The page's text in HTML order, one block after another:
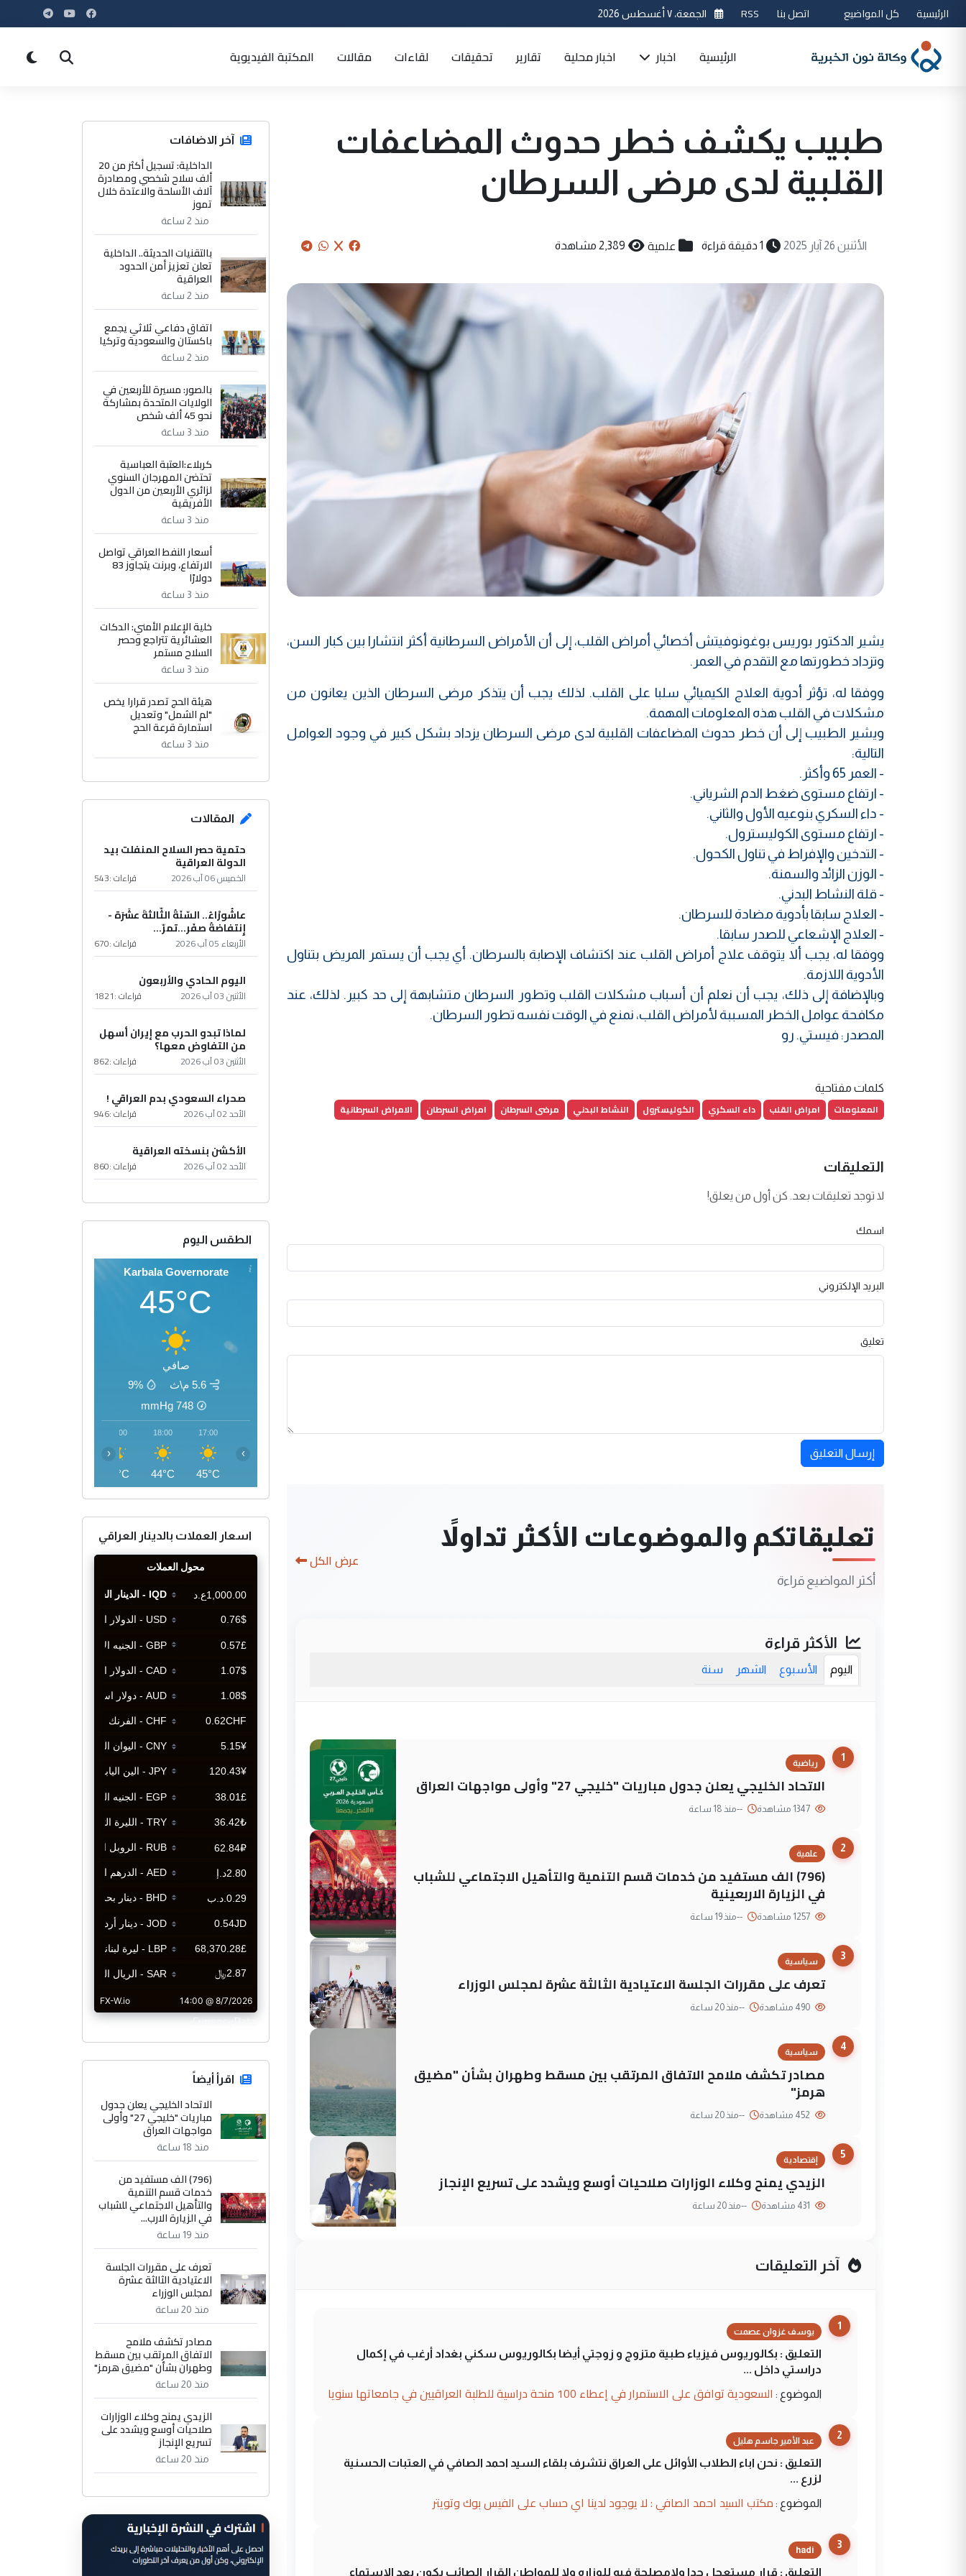
الرئيسية كل المواضيع اتصل بنا RSS الجمعة، ٧ أغسطس 2026
الرئيسية اخبار اخبار محلية تقارير تحقيقات لقاءات مقالات المكتبة الفيديوية
طبيب يكشف خطر حدوث المضاعفات
القلبية لدى مرضى السرطان
الأثنين 26 آيار 2025 1 دقيقة قراءة علمية 2,389 مشاهدة
يشير الدكتور بوريس بوغونوفيتش أخصائي أمراض القلب، إلى أن الأمراض السرطانية أكثر انتشارا بين كبار السن،
وتزداد خطورتها مع التقدم في العمر.
ووفقا له، تؤثر أدوية العلاج الكيميائي سلبا على القلب. لذلك يجب أن يتذكر مرضى السرطان الذين يعانون من
مشكلات في القلب هذه المعلومات المهمة.
ويشير الطبيب إلى أن خطر حدوث المضاعفات القلبية لدى مرضى السرطان يزداد بشكل كبير في وجود العوامل
التالية:
- العمر 65 وأكثر.
- ارتفاع مستوى ضغط الدم الشرياني.
- داء السكري بنوعيه الأول والثاني.
- ارتفاع مستوى الكوليسترول.
- التدخين والإفراط في تناول الكحول.
- الوزن الزائد والسمنة.
- قلة النشاط البدني.
- العلاج سابقا بأدوية مضادة للسرطان.
- العلاج الإشعاعي للصدر سابقا.
ووفقا له، يجب ألا يتوقف علاج أمراض القلب عند اكتشاف الإصابة بالسرطان. أي يجب أن يستمر المريض بتناول
الأدوية اللازمة.
وبالإضافة إلى ذلك، يجب أن نعلم أن أسباب مشكلات القلب وتطور السرطان متشابهة إلى حد كبير. لذلك، عند
مكافحة عوامل الخطر المسببة لأمراض القلب، نمنع في الوقت نفسه تطور السرطان.
المصدر: فيستي. رو
كلمات مفتاحية
المعلومات امراض القلب داء السكري الكوليسترول النشاط البدني مرضى السرطان امراض السرطان الامراض السرطانية
التعليقات
لا توجد تعليقات بعد. كن أول من يعلق!
اسمك
البريد الإلكتروني
تعليق
إرسال التعليق
تعليقاتكم والموضوعات الأكثر تداولاً
أكثر المواضيع قراءة
عرض الكل
الأكثر قراءة
اليوم الأسبوع الشهر سنة
1
رياضية
الاتحاد الخليجي يعلن جدول مباريات "خليجي 27" وأولى مواجهات العراق
--منذ 18 ساعة
2
علمية
(796) الف مستفيد من خدمات قسم التنمية والتأهيل الاجتماعي للشباب
في الزيارة الاربعينية
--منذ 19 ساعة
3
سياسية
تعرف على مقررات الجلسة الاعتيادية الثالثة عشرة لمجلس الوزراء
--منذ 20 ساعة
4
سياسية
مصادر تكشف ملامح الاتفاق المرتقب بين مسقط وطهران بشأن "مضيق
هرمز"
--منذ 20 ساعة
5
إقتصادية
الزيدي يمنح وكلاء الوزارات صلاحيات أوسع ويشدد على تسريع الإنجاز
--منذ 20 ساعة
آخر التعليقات
1
يوسف غزوان عصمت
التعليق : بكالوريوس فيزياء طبية متزوج و زوجتي أيضا بكالوريوس سكني بغداد أرغب في إكمال
دراستي داخل ...
الموضوع : السعودية توافق على الاستمرار في إعطاء 100 منحة دراسية للطلبة العراقيين في جامعاتها سنويا
2
عبد الأمير جاسم هليل
التعليق : نحن اباء الطلاب الأوائل على العراق نتشرف بلقاء السيد احمد الصافي في العتبات الحسنية
لزرع ...
الموضوع : مكتب السيد احمد الصافي : لا يوجود لدينا اي حساب على الفيس بوك وتويتر
3
hadi
التعليق : قرار مستعجل جدا ولامصلحة فيه للوزاره ولا للمواطن القرار الصائب يكون بعد الاستماع
آخر الاضافات
الداخلية: تسجيل أكثر من 20
ألف سلاح شخصي ومصادرة
آلاف الأسلحة والاعتدة خلال
تموز
منذ 2 ساعة
بالتقنيات الحديثة.. الداخلية
تعلن تعزيز أمن الحدود
العراقية
منذ 2 ساعة
اتفاق دفاعي ثلاثي يجمع
باكستان والسعودية وتركيا
منذ 2 ساعة
بالصور: مسيرة للأربعين في
الولايات المتحدة بمشاركة
نحو 45 ألف شخص
منذ 3 ساعة
كربلاء:العتبة العباسية
تحتضن المهرجان السنوي
لزائري الأربعين من الدول
الأفريقية
منذ 3 ساعة
أسعار النفط العراقي تواصل
الارتفاع، وبرنت يتجاوز 83
دولارًا
منذ 3 ساعة
خلية الإعلام الأمني: الدكات
العشائرية تتراجع وحصر
السلاح مستمر
منذ 3 ساعة
هيئة الحج تصدر قرارا يخص
"لم الشمل" وتعديل
استمارة قرعة الحج
منذ 3 ساعة
المقالات
حتمية حصر السلاح المنفلت بيد
الدولة العراقية
الخميس 06 آب 2026 قراءات :543
عاشُورْاءُ.. السّنَةُ الثّالثةَ عشَرَة -
إِنتفاضةُ صفَر…تمرّ...
الأربعاء 05 آب 2026 قراءات :670
اليوم الحادي والأربعون
الأثنين 03 آب 2026 قراءات :1821
لماذا تبدو الحرب مع إيران أسهل
من التفاوض معها؟
الأثنين 03 آب 2026 قراءات :862
صحراء السعودي بدم العراقي !
الأحد 02 آب 2026 قراءات :946
الأكشن بنسخته العراقية
الأحد 02 آب 2026 قراءات :860
الطقس اليوم
Karbala Governorate
45°C
صافي
5.6 م\ث
9%
748
mmHg
17:00
45°C
18:00
44°C
19:00
42°C
‹ ›
اسعار العملات بالدينار العراقي
CurrencyRate
اقرأ أيضاً
الاتحاد الخليجي يعلن جدول
مباريات "خليجي 27" وأولى
مواجهات العراق
منذ 18 ساعة
(796) الف مستفيد من
خدمات قسم التنمية
والتأهيل الاجتماعي للشباب
في الزيارة الارب...
منذ 19 ساعة
تعرف على مقررات الجلسة
الاعتيادية الثالثة عشرة
لمجلس الوزراء
منذ 20 ساعة
مصادر تكشف ملامح
الاتفاق المرتقب بين مسقط
وطهران بشأن "مضيق هرمز"
منذ 20 ساعة
الزيدي يمنح وكلاء الوزارات
صلاحيات أوسع ويشدد على
تسريع الإنجاز
منذ 20 ساعة